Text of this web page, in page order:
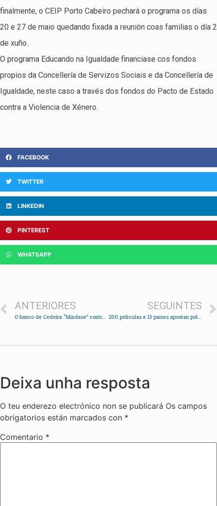
finalmente, o CEIP Porto Cabeiro pechará o programa os días
20 e 27 de maio quedando fixada a reunión coas familias o día 2
de xuño.
O programa Educando na Igualdade financiase cos fondos
propios da Concellería de Servizos Sociais e da Concellería de
Igualdade, neste caso a través dos fondos do Pacto de Estado
contra a Violencia de Xénero.
FACEBOOK
TWITTER
LINKEDIN
PINTEREST
WHATSAPP
ANTERIORES
O banco de Cedeira “blíndase” contra a acción dos vándalos
SEGUINTES
200 películas e 13 países apostan polo Festival Internacional de curtametraxes de Andaina
Deixa unha resposta
O teu enderezo electrónico non se publicará Os campos
obrigatorios están marcados con *
Comentario *